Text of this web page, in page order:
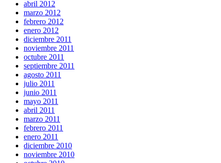
abril 2012
marzo 2012
febrero 2012
enero 2012
diciembre 2011
noviembre 2011
octubre 2011
septiembre 2011
agosto 2011
julio 2011
junio 2011
mayo 2011
abril 2011
marzo 2011
febrero 2011
enero 2011
diciembre 2010
noviembre 2010